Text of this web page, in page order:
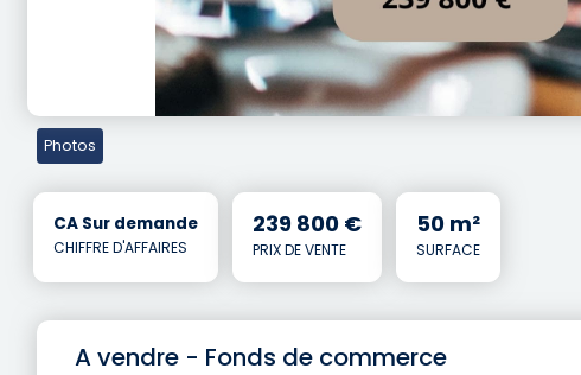
Photos
CA Sur demande
CHIFFRE D'AFFAIRES
239 800 €
PRIX DE VENTE
50 m²
SURFACE
A vendre - Fonds de commerce